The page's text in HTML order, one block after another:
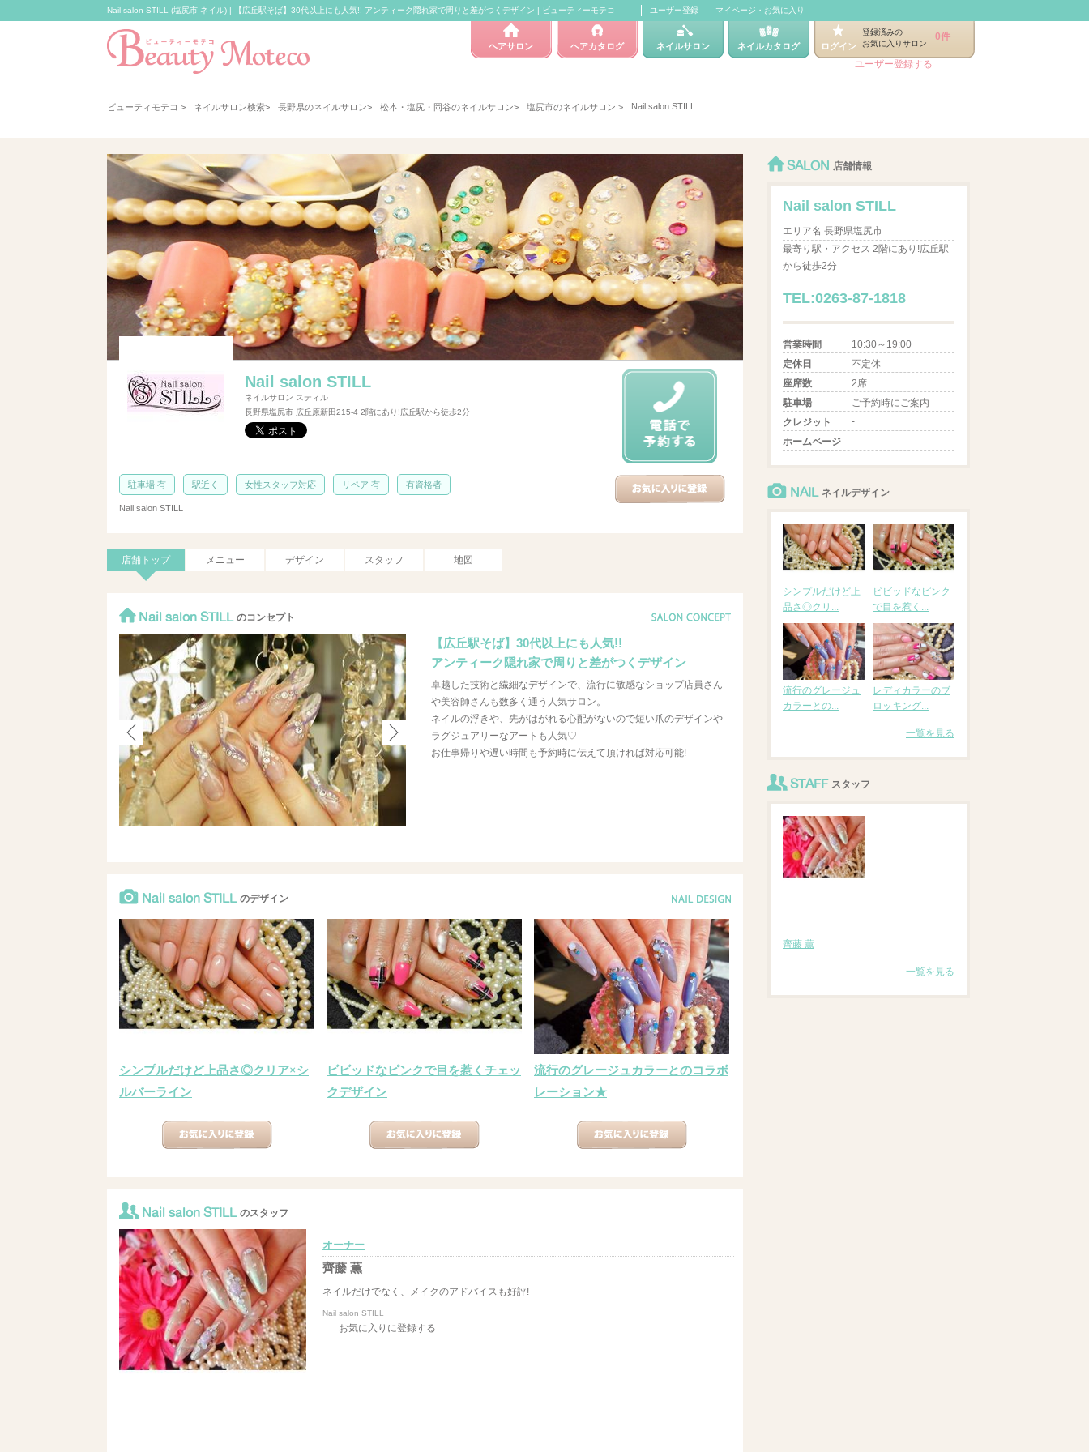
Nail salon STILL (塩尻市 ネイル) | 【広丘駅そば】30代以上にも人気!! アンティーク隠れ家で周りと差がつくデザイン | ビューティーモテコ ユーザー登録 マイページ・お気に入り
ヘアサロン ヘアカタログ ネイルサロン ネイルカタログ ログイン
登録済みの
お気に入りサロン
0件
ユーザー登録する
ビューティモテコ > ネイルサロン検索> 長野県のネイルサロン> 松本・塩尻・岡谷のネイルサロン> 塩尻市のネイルサロン > Nail salon STILL
Nail salon STILL
ネイルサロン スティル
長野県塩尻市 広丘原新田215-4 2階にあり!広丘駅から徒歩2分
駐車場 有 駅近く 女性スタッフ対応 リペア 有 有資格者
Nail salon STILL
店舗トップ メニュー デザイン スタッフ 地図
Nail salon STILL のコンセプト
【広丘駅そば】30代以上にも人気!!
アンティーク隠れ家で周りと差がつくデザイン
卓越した技術と繊細なデザインで、流行に敏感なショップ店員さん
や美容師さんも数多く通う人気サロン。
ネイルの浮きや、先がはがれる心配がないので短い爪のデザインや
ラグジュアリーなアートも人気♡
お仕事帰りや遅い時間も予約時に伝えて頂ければ対応可能!
Nail salon STILL のデザイン
シンプルだけど上品さ◎クリア×シ
ルバーライン
ビビッドなピンクで目を惹くチェッ
クデザイン
流行のグレージュカラーとのコラボ
レーション★
Nail salon STILL のスタッフ
オーナー
齊藤 薫
ネイルだけでなく、メイクのアドバイスも好評!
Nail salon STILL
お気に入りに登録する
SALON 店舗情報
Nail salon STILL
エリア名 長野県塩尻市
最寄り駅・アクセス 2階にあり!広丘駅
から徒歩2分
TEL:0263-87-1818
営業時間
10:30～19:00
定休日
不定休
座席数
2席
駐車場
ご予約時にご案内
クレジット
-
ホームページ
NAIL ネイルデザイン
シンプルだけど上
品さ◎クリ...
ビビッドなピンク
で目を惹く...
流行のグレージュ
カラーとの...
レディカラーのブ
ロッキング...
一覧を見る
STAFF スタッフ
齊藤 薫
一覧を見る